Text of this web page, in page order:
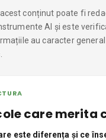
conținut poate fi
AI și este
au caracter
care merita
este diferența și ce